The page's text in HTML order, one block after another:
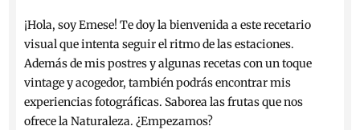
¡Hola, soy Emese! Te doy la bienvenida a este recetario
visual que intenta seguir el ritmo de las estaciones.
Además de mis postres y algunas recetas con un toque
vintage y acogedor, también podrás encontrar mis
experiencias fotográficas. Saborea las frutas que nos
ofrece la Naturaleza. ¿Empezamos?